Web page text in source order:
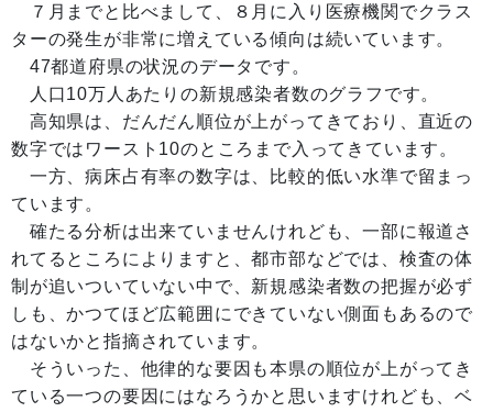
７月までと比べまして、８月に入り医療機関でクラス
ターの発生が非常に増えている傾向は続いています。
47都道府県の状況のデータです。
人口10万人あたりの新規感染者数のグラフです。
高知県は、だんだん順位が上がってきており、直近の
数字ではワースト10のところまで入ってきています。
一方、病床占有率の数字は、比較的低い水準で留まっ
ています。
確たる分析は出来ていませんけれども、一部に報道さ
れてるところによりますと、都市部などでは、検査の体
制が追いついていない中で、新規感染者数の把握が必ず
しも、かつてほど広範囲にできていない側面もあるので
はないかと指摘されています。
そういった、他律的な要因も本県の順位が上がってき
ている一つの要因にはなろうかと思いますけれども、ベ